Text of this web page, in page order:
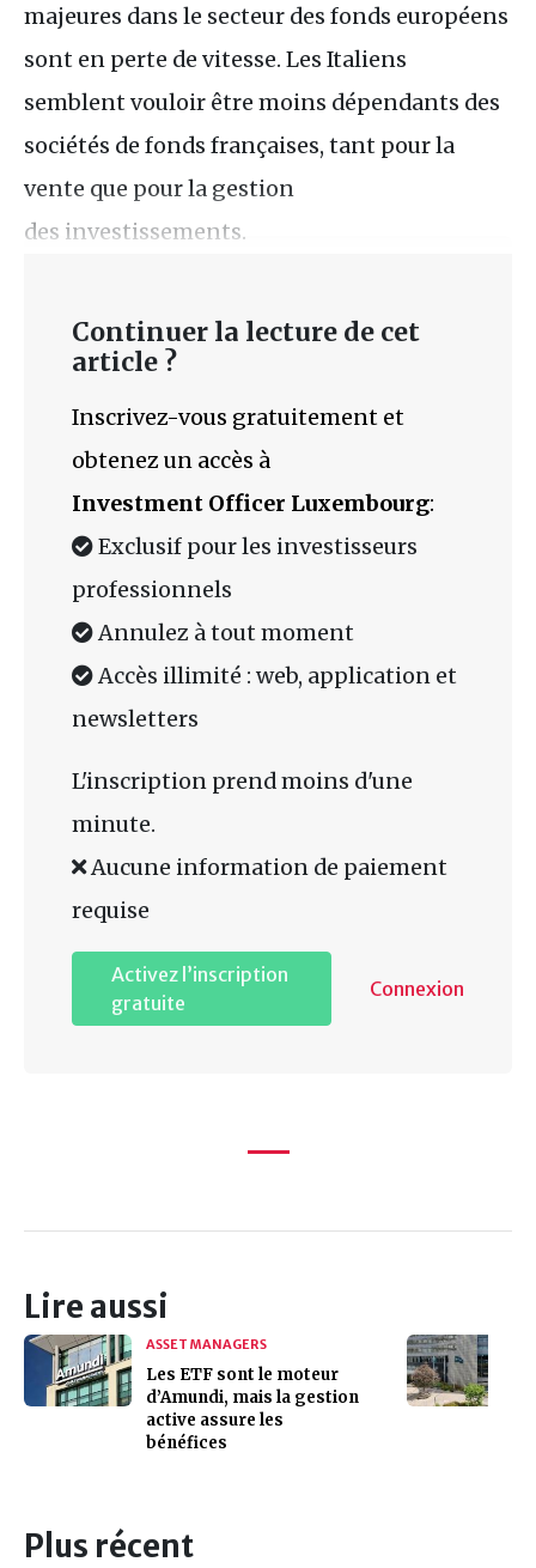
majeures dans le secteur des fonds européens
sont en perte de vitesse. Les Italiens
semblent vouloir être moins dépendants des
sociétés de fonds françaises, tant pour la
vente que pour la gestion
des investissements.
Continuer la lecture de cet
article ?
Inscrivez-vous gratuitement et
obtenez un accès à
Investment Officer Luxembourg:
Exclusif pour les investisseurs
professionnels
Annulez à tout moment
Accès illimité : web, application et
newsletters
L'inscription prend moins d'une
minute.
Aucune information de paiement
requise
Activez l’inscription
gratuite
Connexion
Lire aussi
ASSET MANAGERS
Les ETF sont le moteur
d’Amundi, mais la gestion
active assure les
bénéfices
Plus récent